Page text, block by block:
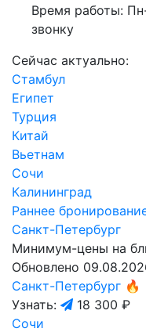
Время работы:
звонку
Сейчас актуально:
Стамбул
Египет
Турция
Китай
Вьетнам
Сочи
Калининград
Раннее
Санкт-Петербург
Минимум-цены на
Обновлено
Санкт-Петербург 🔥
Узнать:
18 300 ₽
Сочи